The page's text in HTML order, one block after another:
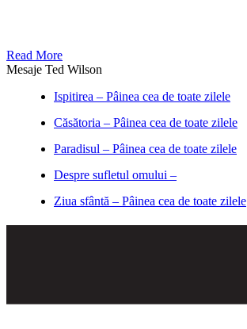
Read More
Mesaje Ted Wilson
Ispitirea – Pâinea cea de toate zilele
Căsătoria – Pâinea cea de toate zilele
Paradisul – Pâinea cea de toate zilele
Despre sufletul omului –
Ziua sfântă – Pâinea cea de toate zilele